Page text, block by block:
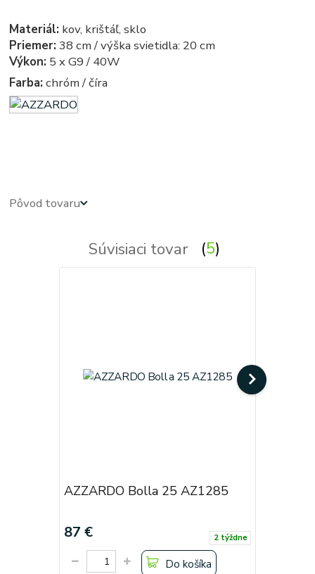
Materiál: kov, krištáľ, sklo
Priemer: 38 cm / výška svietidla: 20 cm
Výkon: 5 x G9 / 40W
Farba: chróm / číra
Pôvod tovaru
Súvisiaci tovar 5
AZZARDO Bolla 25 AZ1285
87 € 2 týždne
Do košíka